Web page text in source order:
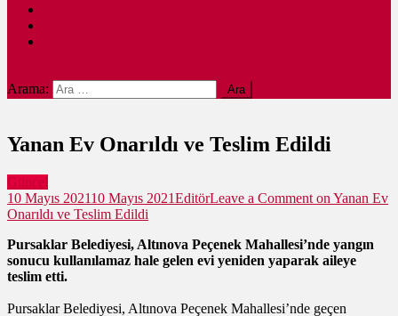
Arama:
Yanan Ev Onarıldı ve Teslim Edildi
Güncel
10 Mayıs 202110 Mayıs 2021EditörLeave a Comment on Yanan Ev
Onarıldı ve Teslim Edildi
Pursaklar Belediyesi, Altınova Peçenek Mahallesi’nde yangın
sonucu kullanılamaz hale gelen evi yeniden yaparak aileye
teslim etti.
Pursaklar Belediyesi, Altınova Peçenek Mahallesi’nde geçen